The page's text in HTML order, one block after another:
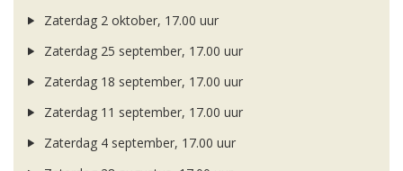
Zaterdag 2 oktober, 17.00 uur
Zaterdag 25 september, 17.00 uur
Zaterdag 18 september, 17.00 uur
Zaterdag 11 september, 17.00 uur
Zaterdag 4 september, 17.00 uur